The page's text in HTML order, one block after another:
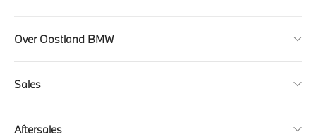
Over Oostland BMW
Sales
Aftersales